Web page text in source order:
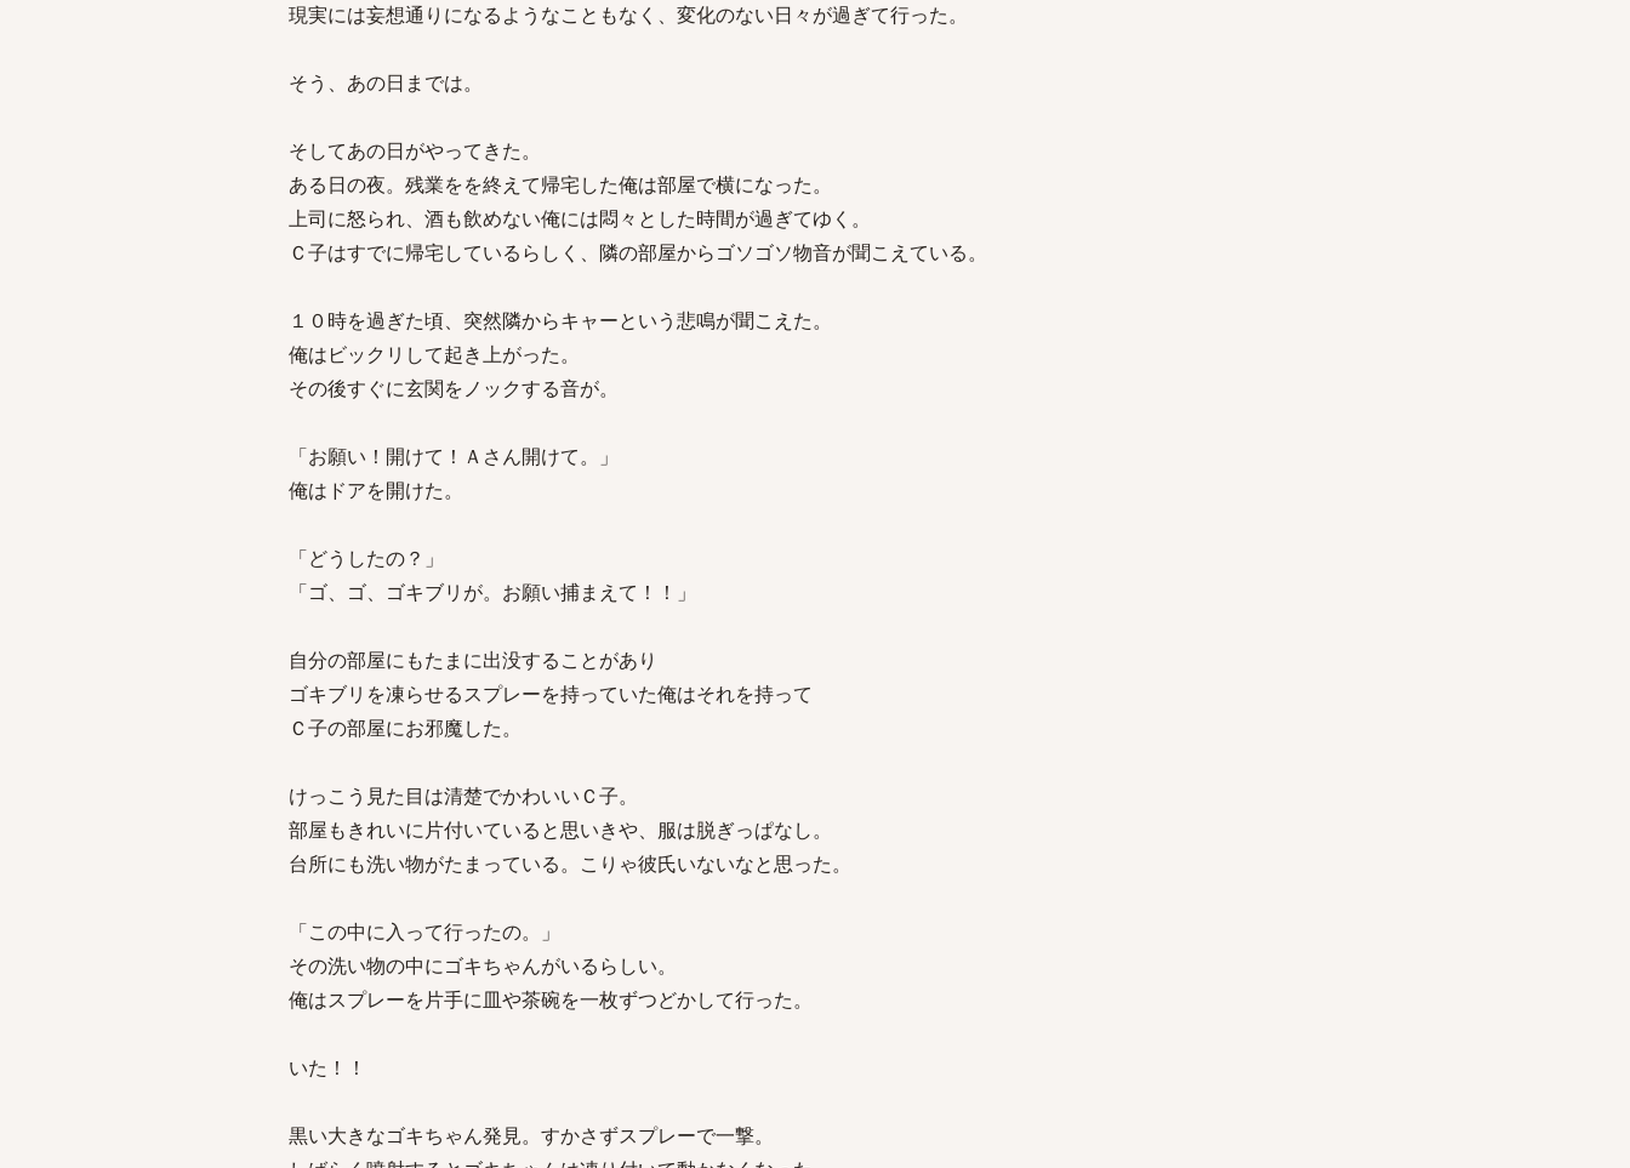
現実には妄想通りになるようなこともなく、変化のない日々が過ぎて行った。
そう、あの日までは。
そしてあの日がやってきた。
ある日の夜。残業をを終えて帰宅した俺は部屋で横になった。
上司に怒られ、酒も飲めない俺には悶々とした時間が過ぎてゆく。
Ｃ子はすでに帰宅しているらしく、隣の部屋からゴソゴソ物音が聞こえている。
１０時を過ぎた頃、突然隣からキャーという悲鳴が聞こえた。
俺はビックリして起き上がった。
その後すぐに玄関をノックする音が。
「お願い！開けて！Ａさん開けて。」
俺はドアを開けた。
「どうしたの？」
「ゴ、ゴ、ゴキブリが。お願い捕まえて！！」
自分の部屋にもたまに出没することがあり
ゴキブリを凍らせるスプレーを持っていた俺はそれを持って
Ｃ子の部屋にお邪魔した。
けっこう見た目は清楚でかわいいＣ子。
部屋もきれいに片付いていると思いきや、服は脱ぎっぱなし。
台所にも洗い物がたまっている。こりゃ彼氏いないなと思った。
「この中に入って行ったの。」
その洗い物の中にゴキちゃんがいるらしい。
俺はスプレーを片手に皿や茶碗を一枚ずつどかして行った。
いた！！
黒い大きなゴキちゃん発見。すかさずスプレーで一撃。